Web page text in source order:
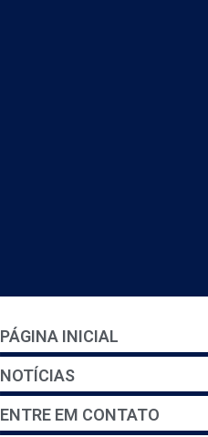
PÁGINA INICIAL
NOTÍCIAS
ENTRE EM CONTATO